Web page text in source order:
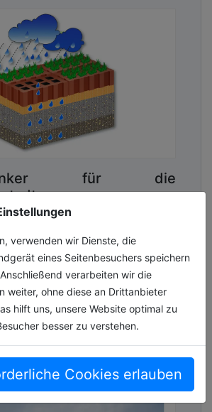
verwenden wir Dienste, die
eines Seitenbesuchers speichern
verarbeiten wir die
weiter, ohne diese an Drittanbieter
hilft uns, unsere Website optimal zu
besser zu verstehen.
Cookies erlauben
für die
und sinkende
verändern die
an kommunale Verkehrs- und
Parkflächen, Straßen und
ca. 5 Minuten